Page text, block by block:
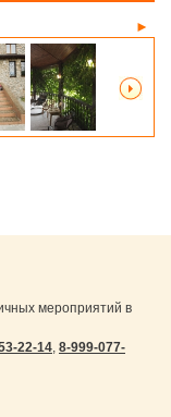
►
мероприятий в
22-14, 8-999-077-